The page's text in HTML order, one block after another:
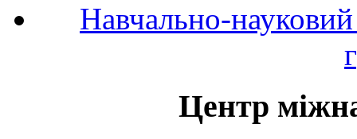
Навчально-
Центр